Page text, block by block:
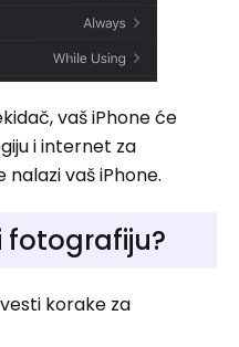
vaš iPhone će
i internet za
nalazi vaš iPhone.
fotografiju?
korake za